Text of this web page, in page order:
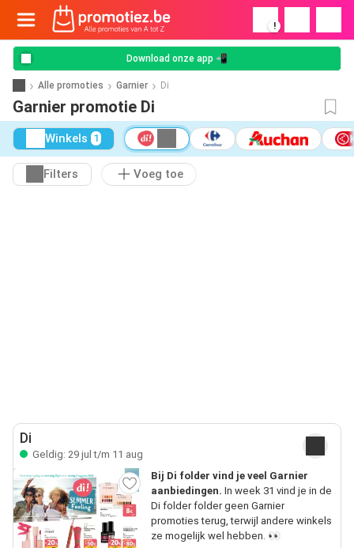
!
Download onze app 📲
Alle promoties Garnier Di
Garnier promotie Di
Winkels 1
Filters Voeg toe
Di
Geldig: 29 jul t/m 11 aug
Bij Di folder vind je veel Garnier
aanbiedingen. In week 31 vind je in de
Di folder folder geen Garnier
promoties terug, terwijl andere winkels
ze mogelijk wel hebben. 👀